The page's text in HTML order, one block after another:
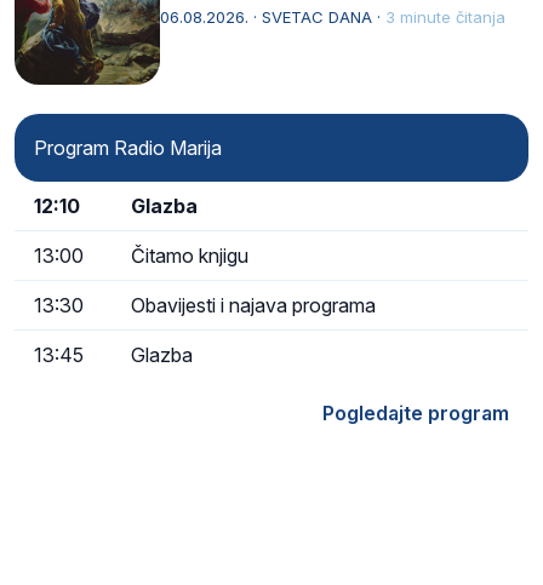
drugoj…
06.08.2026. · SVETAC DANA · 3 minute čitanja
Program Radio Marija
12:10 Glazba
13:00 Čitamo knjigu
13:30 Obavijesti i najava programa
13:45 Glazba
Pogledajte program